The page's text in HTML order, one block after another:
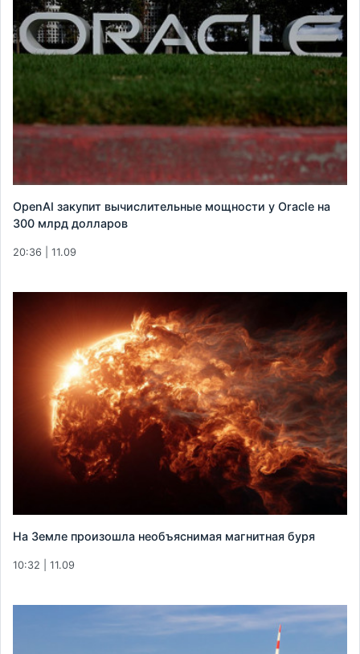
OpenAI закупит вычислительные мощности у Oracle на
300 млрд долларов
20:36 | 11.09
На Земле произошла необъяснимая магнитная буря
10:32 | 11.09